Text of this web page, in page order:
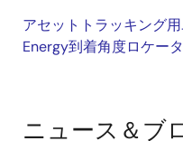
アセットトラッキング
Energy到着角度ロケー
ニュース＆ブ